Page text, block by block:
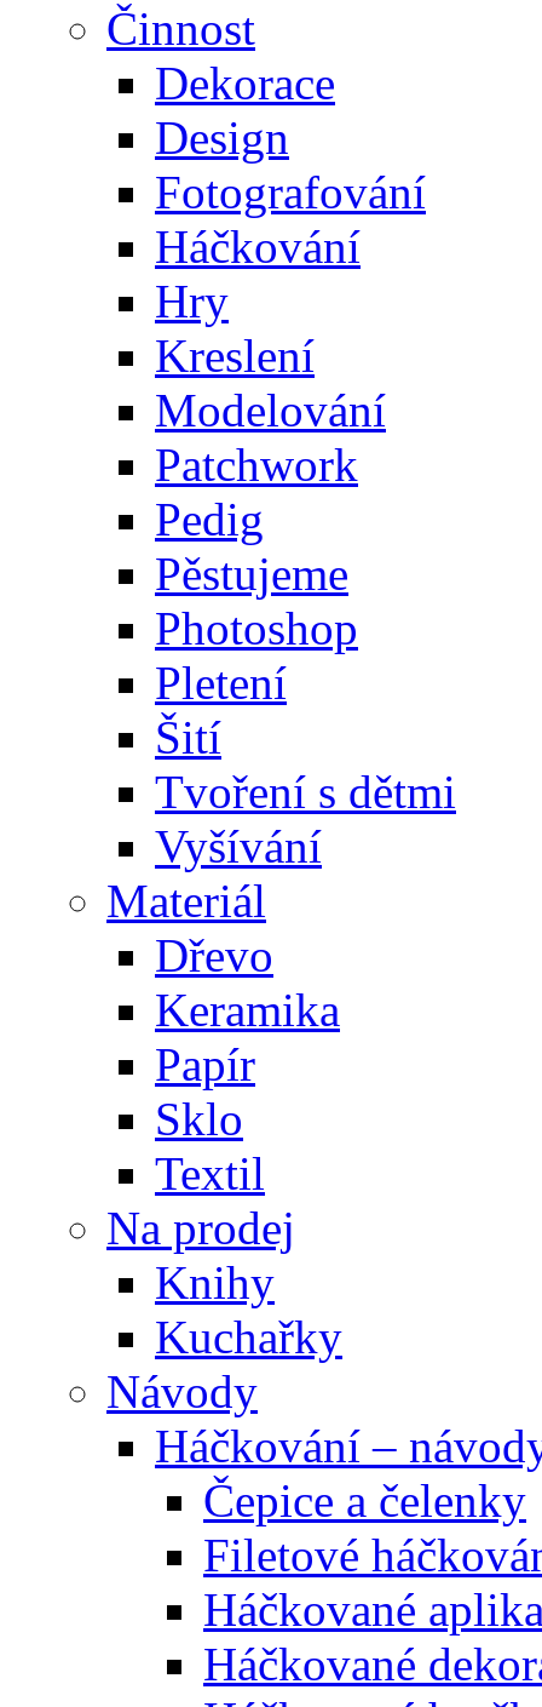
Činnost
Dekorace
Design
Fotografování
Háčkování
Hry
Kreslení
Modelování
Patchwork
Pedig
Pěstujeme
Photoshop
Pletení
Šití
Tvoření s dětmi
Vyšívání
Materiál
Dřevo
Keramika
Papír
Sklo
Textil
Na prodej
Knihy
Kuchařky
Návody
Háčkování –
Čepice a čelenky
Filetové
Háčkované
Háčkované